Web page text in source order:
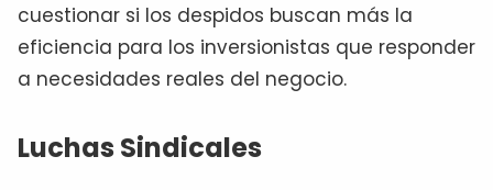
cuestionar si los despidos buscan más la
eficiencia para los inversionistas que responder
a necesidades reales del negocio.
Luchas Sindicales